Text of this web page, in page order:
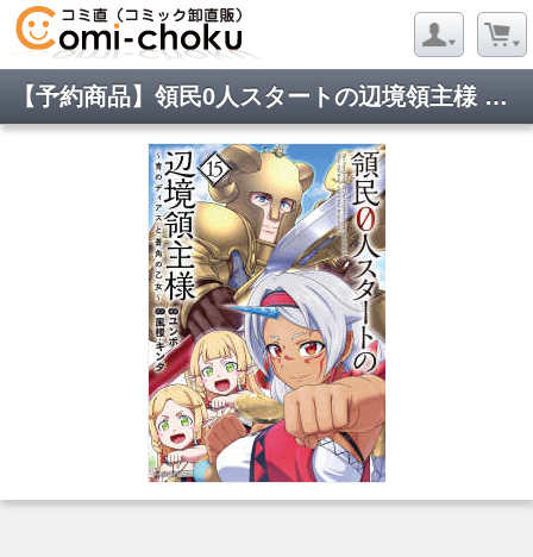
【予約商品】領民0人スタートの辺境領主様 〜青のディアスと蒼角の乙女〜(1-15巻セット)